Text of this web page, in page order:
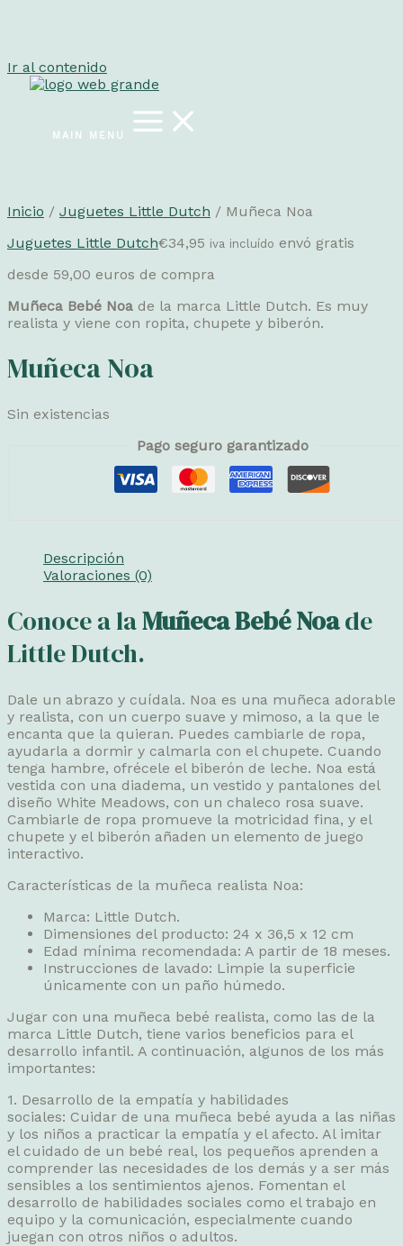
Ir al contenido
MAIN MENU
Inicio / Juguetes Little Dutch / Muñeca Noa
Juguetes Little Dutch€34,95 iva incluído envó gratis
desde 59,00 euros de compra
Muñeca Bebé Noa de la marca Little Dutch. Es muy
realista y viene con ropita, chupete y biberón.
Muñeca Noa
Sin existencias
Pago seguro garantizado
Descripción
Valoraciones (0)
Conoce a laMuñeca Bebé Noade
Little Dutch.
Dale un abrazo y cuídala. Noa es una muñeca adorable
y realista, con un cuerpo suave y mimoso, a la que le
encanta que la quieran. Puedes cambiarle de ropa,
ayudarla a dormir y calmarla con el chupete. Cuando
tenga hambre, ofrécele el biberón de leche. Noa está
vestida con una diadema, un vestido y pantalones del
diseño White Meadows, con un chaleco rosa suave.
Cambiarle de ropa promueve la motricidad fina, y el
chupete y el biberón añaden un elemento de juego
interactivo.
Características de la muñeca realista Noa:
Marca: Little Dutch.
Dimensiones del producto: 24 x 36,5 x 12 cm
Edad mínima recomendada: A partir de 18 meses.
Instrucciones de lavado: Limpie la superficie
únicamente con un paño húmedo.
Jugar con una muñeca bebé realista, como las de la
marca Little Dutch, tiene varios beneficios para el
desarrollo infantil. A continuación, algunos de los más
importantes:
1. Desarrollo de la empatía y habilidades
sociales: Cuidar de una muñeca bebé ayuda a las niñas
y los niños a practicar la empatía y el afecto. Al imitar
el cuidado de un bebé real, los pequeños aprenden a
comprender las necesidades de los demás y a ser más
sensibles a los sentimientos ajenos. Fomentan el
desarrollo de habilidades sociales como el trabajo en
equipo y la comunicación, especialmente cuando
juegan con otros niños o adultos.